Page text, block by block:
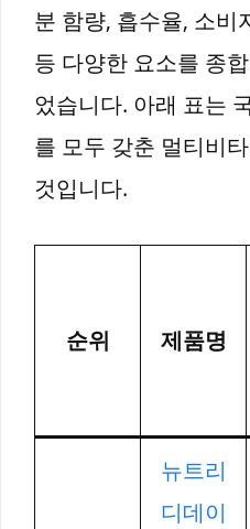
분 함량, 흡수율, 소비
등 다양한 요소를 종
었습니다. 아래 표는
를 모두 갖춘 멀티비
것입니다.
순위 제품명
뉴트리
디데이